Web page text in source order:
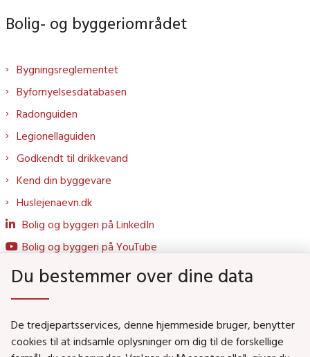
Bolig- og byggeriområdet
Bygningsreglementet
Byfornyelsesdatabasen
Radonguiden
Legionellaguiden
Godkendt til drikkevand
Kend din byggevare
Huslejenaevn.dk
Bolig og byggeri på LinkedIn
Bolig og byggeri på YouTube
Social- og Boligministeriet
Du bestemmer over dine data
De tredjepartsservices, denne hjemmeside bruger, benytter
cookies til at indsamle oplysninger om dig til de forskellige